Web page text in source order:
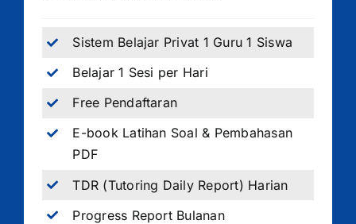
Sistem Belajar Privat 1 Guru 1 Siswa
Belajar 1 Sesi per Hari
Free Pendaftaran
E-book Latihan Soal & Pembahasan
PDF
TDR (Tutoring Daily Report) Harian
Progress Report Bulanan